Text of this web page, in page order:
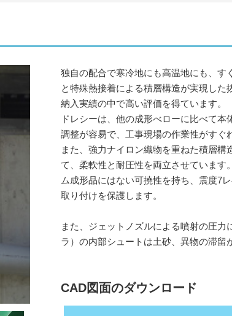
独自の配合で寒冷地にも高温地にも、
と特殊熱接着による積層構造が実現し
納入実績の中で高い評価を得ています。
ドレシーは、他の成形べローに比べて
調整が容易で、工事現場の作業性がすぐ
また、強力ナイロン織物を重ねた積層
て、柔軟性と耐圧性を両立させていま
ム成形品にはない可撓性を持ち、震度7
取り付けを保護します。
また、ジェットノズルによる噴射の圧
ラ）の内部シュートは土砂、異物の滞
CAD図面のダウンロード